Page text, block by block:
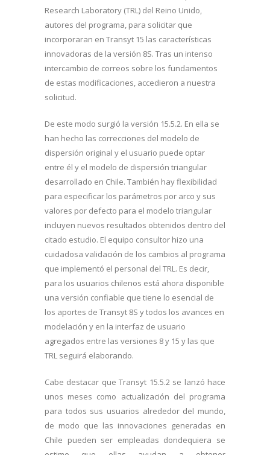
Research Laboratory (TRL) del Reino Unido,
autores del programa, para solicitar que
incorporaran en Transyt 15 las características
innovadoras de la versión 8S. Tras un intenso
intercambio de correos sobre los fundamentos
de estas modificaciones, accedieron a nuestra
solicitud.
De este modo surgió la versión 15.5.2. En ella se
han hecho las correcciones del modelo de
dispersión original y el usuario puede optar
entre él y el modelo de dispersión triangular
desarrollado en Chile. También hay flexibilidad
para especificar los parámetros por arco y sus
valores por defecto para el modelo triangular
incluyen nuevos resultados obtenidos dentro del
citado estudio. El equipo consultor hizo una
cuidadosa validación de los cambios al programa
que implementó el personal del TRL. Es decir,
para los usuarios chilenos está ahora disponible
una versión confiable que tiene lo esencial de
los aportes de Transyt 8S y todos los avances en
modelación y en la interfaz de usuario
agregados entre las versiones 8 y 15 y las que
TRL seguirá elaborando.
Cabe destacar que Transyt 15.5.2 se lanzó hace
unos meses como actualización del programa
para todos sus usuarios alrededor del mundo,
de modo que las innovaciones generadas en
Chile pueden ser empleadas dondequiera se